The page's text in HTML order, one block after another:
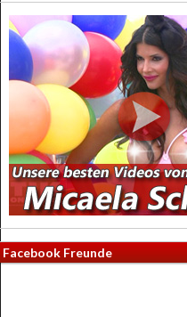
Facebook Freunde